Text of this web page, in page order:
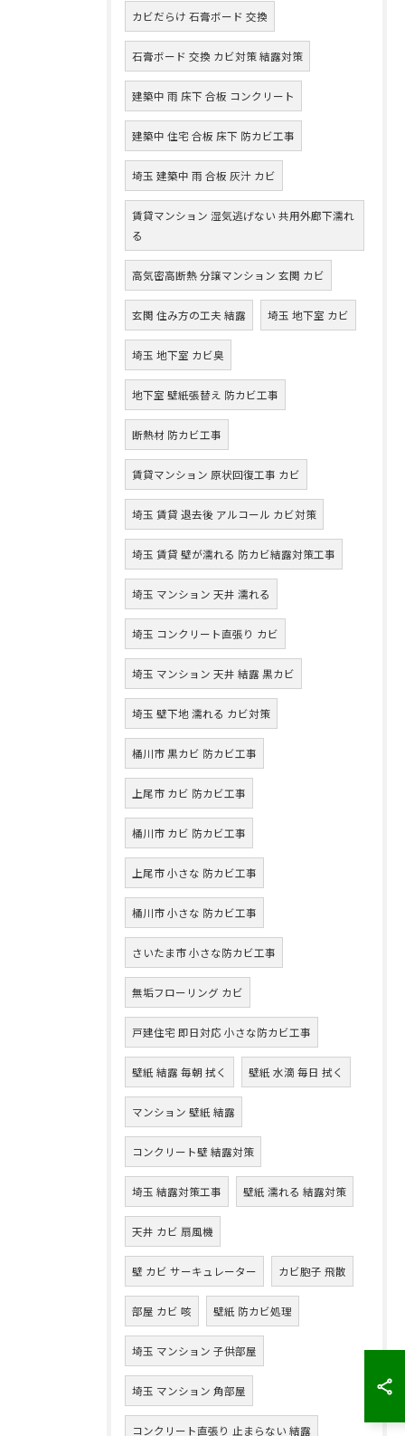
カビだらけ 石膏ボード 交換
石膏ボード 交換 カビ対策 結露対策
建築中 雨 床下 合板 コンクリート
建築中 住宅 合板 床下 防カビ工事
埼玉 建築中 雨 合板 灰汁 カビ
賃貸マンション 湿気逃げない 共用外廊下濡れ
る
高気密高断熱 分譲マンション 玄関 カビ
玄関 住み方の工夫 結露 埼玉 地下室 カビ
埼玉 地下室 カビ臭
地下室 壁紙張替え 防カビ工事
断熱材 防カビ工事
賃貸マンション 原状回復工事 カビ
埼玉 賃貸 退去後 アルコール カビ対策
埼玉 賃貸 壁が濡れる 防カビ結露対策工事
埼玉 マンション 天井 濡れる
埼玉 コンクリート直張り カビ
埼玉 マンション 天井 結露 黒カビ
埼玉 壁下地 濡れる カビ対策
桶川市 黒カビ 防カビ工事
上尾市 カビ 防カビ工事
桶川市 カビ 防カビ工事
上尾市 小さな 防カビ工事
桶川市 小さな 防カビ工事
さいたま市 小さな防カビ工事
無垢フローリング カビ
戸建住宅 即日対応 小さな防カビ工事
壁紙 結露 毎朝 拭く 壁紙 水滴 毎日 拭く
マンション 壁紙 結露
コンクリート壁 結露対策
埼玉 結露対策工事 壁紙 濡れる 結露対策
天井 カビ 扇風機
壁 カビ サーキュレーター カビ胞子 飛散
部屋 カビ 咳 壁紙 防カビ処理
埼玉 マンション 子供部屋
埼玉 マンション 角部屋
コンクリート直張り 止まらない 結露